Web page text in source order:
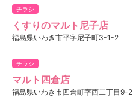
チラシ
くすりのマルト尼子店
福島県いわき市平字尼子町3-1-2
チラシ
マルト四倉店
福島県いわき市四倉町字西二丁目9-2